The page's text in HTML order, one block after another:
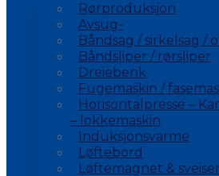
Rørproduksjon
Avsug-
Båndsag / sirkelsag /
Båndsliper / rørsliper
Dreiebenk
Fugemaskin /
Horisontalpresse –
– lokkemaskin
Induksjonsvarme
Løftebord
Løftemagnet &